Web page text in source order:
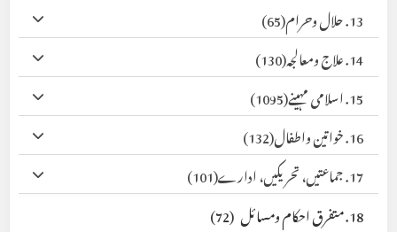
13. حلال وحرام
(65)
14. علاج ومعالجہ
(130)
15. اسلامی مہینے
(1095)
16. خواتین واطفال
(132)
17. جماعتیں، تحریکیں، ادارے
(101)
18. متفرق احکام ومسائل
(72)